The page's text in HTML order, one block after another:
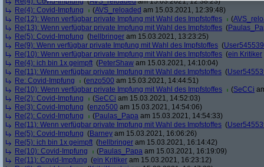
Re(4): Covid-Impfung
(AVS_reloaded am 15.03.2021, 12:39:48)
Re(12): Wenn verfügbar private Impfung mit Wahl des Impfstoffes
(
Re(13): Wenn verfügbar private Impfung mit Wahl des Impfstoffes (
Re(5): Covid-Impfung (hellbringer am 15.03.2021, 13:23:25)
Re(9): Wenn verfügbar private Impfung mit Wahl des Impfstoffes (User545539
Re(10): Wenn verfügbar private Impfung mit Wahl des Impfstoffes (ein Kritiker
Re(4): ich bin 1x geimpft (PeterShaw am 15.03.2021, 14:10:04)
Re(11): Wenn verfügbar private Impfung mit Wahl des Impfstoffes (
Re: Covid-Impfung
(enzo500 am 15.03.2021, 14:44:51)
Re(10): Wenn verfügbar private Impfung mit Wahl des Impfstoffes
(SeCCi
Re(2): Covid-Impfung
(SeCCi am 15.03.2021, 14:52:03)
Re(3): Covid-Impfung (enzo500 am 15.03.2021, 14:54:06)
Re(2): Covid-Impfung
(Paulas_Papa am 15.03.2021, 14:54:33)
Re(11): Wenn verfügbar private Impfung mit Wahl des Impfstoffes (
Re(5): Covid-Impfung (Barney am 15.03.2021, 16:06:26)
Re(5): ich bin 1x geimpft (hellbringer am 15.03.2021, 16:14:42)
Re(10): Covid-Impfung
(Paulas_Papa am 15.03.2021, 16:19:09)
Re(11): Covid-Impfung (ein Kritiker am 15.03.2021, 16:23:12)